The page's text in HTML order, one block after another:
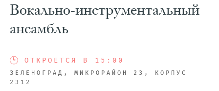
Вокально-инструментальный
ансамбль
ОТКРОЕТСЯ В 15:00
ЗЕЛЕНОГРАД, МИКРОРАЙОН 23, КОРПУС
2312